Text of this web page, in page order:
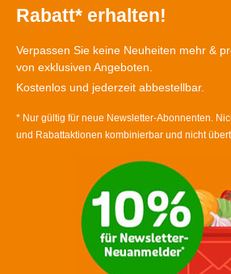
Rabatt* erhalten!
Verpassen Sie keine Neuheiten mehr &
von exklusiven Angeboten.
Kostenlos und jederzeit abbestellbar.
* Nur gültig für neue Newsletter-Abonnenten.
und Rabattaktionen kombinierbar und nicht